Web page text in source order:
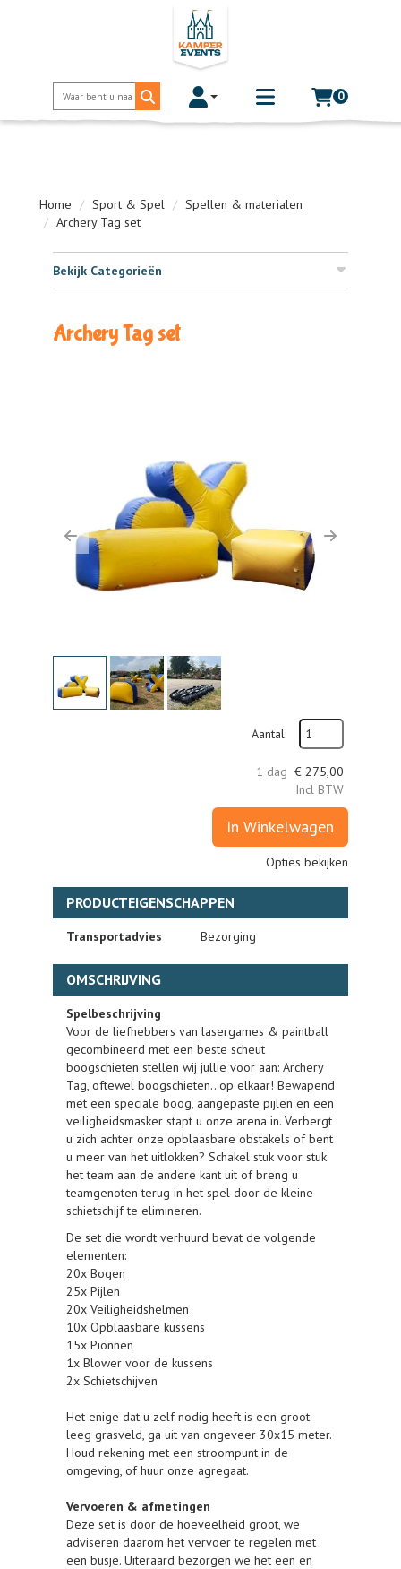
Toggle account dropdown
Toggle
mobile
0
Home Sport & Spel
Spellen & materialen
Archery Tag set
Bekijk Categorieën
Archery Tag set
Previous Next
Aantal:
1 dag € 275,00
Incl BTW
In Winkelwagen
Opties bekijken
PRODUCTEIGENSCHAPPEN
Transportadvies Bezorging
OMSCHRIJVING
Spelbeschrijving
Voor de liefhebbers van lasergames & paintball
gecombineerd met een beste scheut
boogschieten stellen wij jullie voor aan: Archery
Tag, oftewel boogschieten.. op elkaar! Bewapend
met een speciale boog, aangepaste pijlen en een
veiligheidsmasker stapt u onze arena in. Verbergt
u zich achter onze opblaasbare obstakels of bent
u meer van het uitlokken? Schakel stuk voor stuk
het team aan de andere kant uit of breng u
teamgenoten terug in het spel door de kleine
schietschijf te elimineren.
De set die wordt verhuurd bevat de volgende
elementen:
20x Bogen
25x Pijlen
20x Veiligheidshelmen
10x Opblaasbare kussens
15x Pionnen
1x Blower voor de kussens
2x Schietschijven
Het enige dat u zelf nodig heeft is een groot
leeg grasveld, ga uit van ongeveer 30x15 meter.
Houd rekening met een stroompunt in de
omgeving, of huur onze agregaat.
Vervoeren & afmetingen
Deze set is door de hoeveelheid groot, we
adviseren daarom het vervoer te regelen met
een busje. Uiteraard bezorgen we het een en